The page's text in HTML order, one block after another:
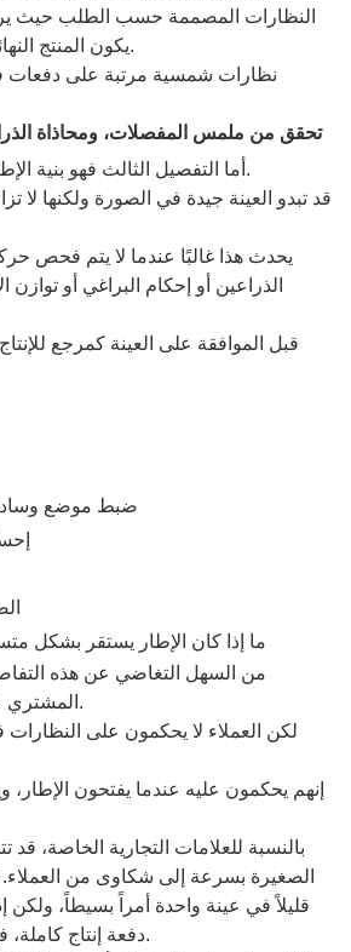
النظارات المصممة حسب الطلب حيث
يكون المنتج النهائي جاهزًا للبيع بالتجزئة.
3. تحقق من ملمس المفصلات، ومحاذاة
أما التفصيل الثالث فهو بنية الإطار وملمسه عند ارتدائه.
قد تبدو العينة جيدة في الصورة ولكنها لا
يحدث هذا غالبًا عندما لا يتم فحص
الذراعين أو إحكام البراغي أو
قبل الموافقة على العينة كمرجع
ضبط موضع وسادة
ما إذا كان الإطار يستقر بشكل
من السهل التغاضي عن هذه
المشتري على الأسلوب والمظهر.
لكن العملاء لا يحكمون على
إنهم يحكمون عليه عندما يفتحون الإطار،
بالنسبة للعلامات التجارية الخاصة، قد
الصغيرة بسرعة إلى شكاوى من
قليلاً في عينة واحدة أمراً بسيطاً، ولكن
دفعة إنتاج كاملة، فإنه يصبح مشكلة جودة.